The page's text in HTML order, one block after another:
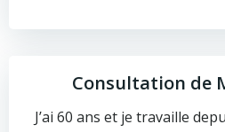
Consultation de
J’ai 60 ans et je travaille